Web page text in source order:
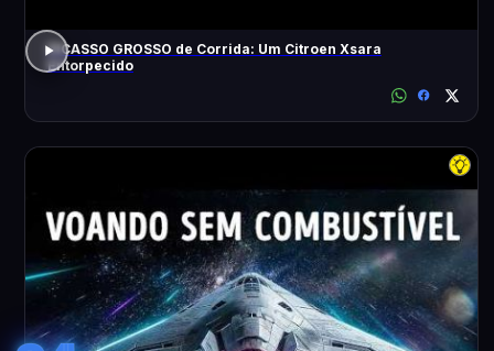
PICASSO GROSSO de Corrida: Um Citroen Xsara
Entorpecido